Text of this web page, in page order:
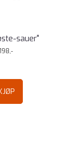
sauer"
198,-